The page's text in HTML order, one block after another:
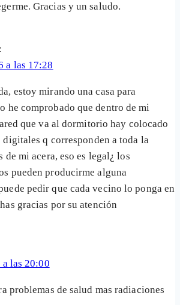
Gracias y un saludo.
a las 17:28
estoy mirando una casa para
he comprobado que dentro de mi
que va al dormitorio hay colocado
digitales q corresponden a toda la
de mi acera, eso es legal¿ los
pueden producirme alguna
pedir que cada vecino lo ponga en
gracias por su atención
las 20:00
problemas de salud mas radiaciones